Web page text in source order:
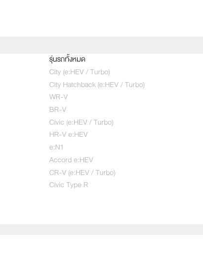
รุ่นรถทั้งหมด
City (e:HEV / Turbo)
City Hatchback (e:HEV / Turbo)
WR-V
BR-V
Civic (e:HEV / Turbo)
HR-V e:HEV
e:N1
Accord e:HEV
CR-V (e:HEV / Turbo)
Civic Type R
เสนอที่ตรงใจ
เลือกคันที่ใช่